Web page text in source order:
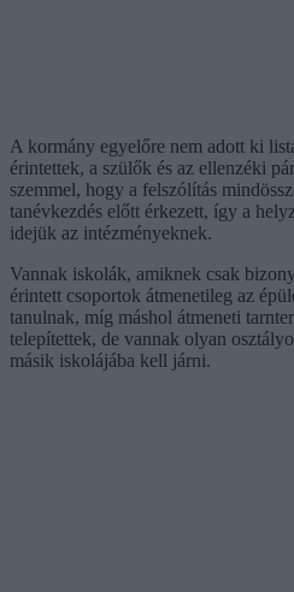
A kormány egyelőre nem adott ki
érintettek, a szülők és az ellenzéki
szemmel, hogy a felszólítás
tanévkezdés előtt érkezett, így a
idejük az intézményeknek.
Vannak iskolák, amiknek csak
érintett csoportok átmenetileg az
tanulnak, míg máshol átmeneti
telepítettek, de vannak olyan
másik iskolájába kell járni.